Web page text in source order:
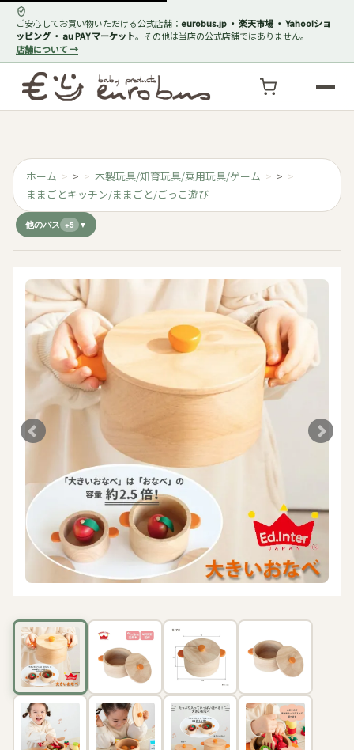
ご安心してお買い物いただける公式店舗： eurobus.jp ・ 楽天市場 ・ Yahoo!ショ
ッピング ・ au PAY マーケット。その他は当店の公式店舗ではありません。
店舗について →
ホーム > 木製玩具/知育玩具/乗用玩具/ゲーム
>
ままごとキッチン/ままごと/ごっこ遊び
他のパス +5